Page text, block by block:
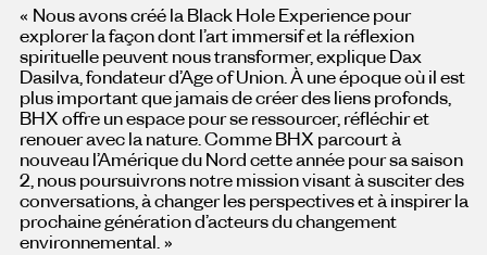
« Nous avons créé la Black Hole Experience pour
explorer la façon dont l’art immersif et la réflexion
spirituelle peuvent nous transformer, explique Dax
Dasilva, fondateur d’Age of Union. À une époque où il est
plus important que jamais de créer des liens profonds,
BHX offre un espace pour se ressourcer, réfléchir et
renouer avec la nature. Comme BHX parcourt à
nouveau l’Amérique du Nord cette année pour sa saison
2, nous poursuivrons notre mission visant à susciter des
conversations, à changer les perspectives et à inspirer la
prochaine génération d’acteurs du changement
environnemental. »